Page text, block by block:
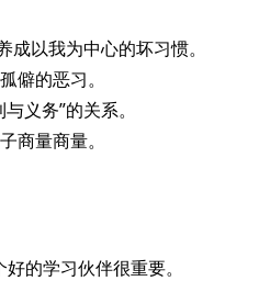
以我为中心的坏习惯。
僻的恶习。
义务”的关系。
商量商量。
的学习伙伴很重要。